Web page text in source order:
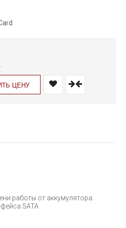
ЦЕНУ
работы от аккумулятора.
SATA